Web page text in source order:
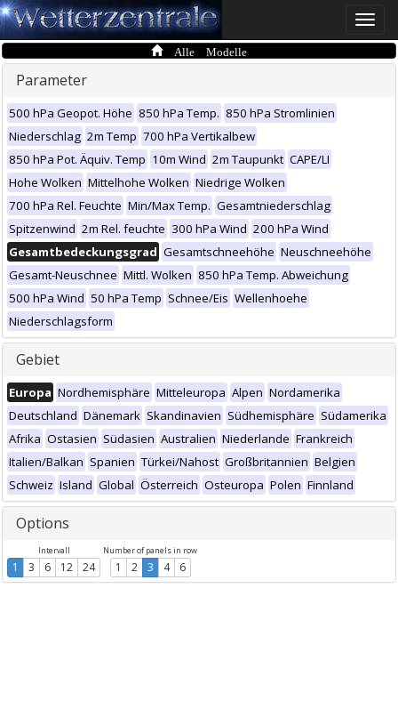
Toggle
Alle Modelle
Parameter
500 hPa Geopot. Höhe 850 hPa Temp. 850 hPa Stromlinien
Niederschlag 2m Temp 700 hPa Vertikalbew
850 hPa Pot. Äquiv. Temp 10m Wind 2m Taupunkt CAPE/LI
Hohe Wolken Mittelhohe Wolken Niedrige Wolken
700 hPa Rel. Feuchte Min/Max Temp. Gesamtniederschlag
Spitzenwind 2m Rel. feuchte 300 hPa Wind 200 hPa Wind
Gesamtbedeckungsgrad Gesamtschneehöhe Neuschneehöhe
Gesamt-Neuschnee Mittl. Wolken 850 hPa Temp. Abweichung
500 hPa Wind 50 hPa Temp Schnee/Eis Wellenhoehe
Niederschlagsform
Gebiet
Europa Nordhemisphäre Mitteleuropa Alpen Nordamerika
Deutschland Dänemark Skandinavien Südhemisphäre Südamerika
Afrika Ostasien Südasien Australien Niederlande Frankreich
Italien/Balkan Spanien Türkei/Nahost Großbritannien Belgien
Schweiz Island Global Österreich Osteuropa Polen Finnland
Options
Intervall
1 3 6 12 24
Number of panels in row
1 2 3 4 6